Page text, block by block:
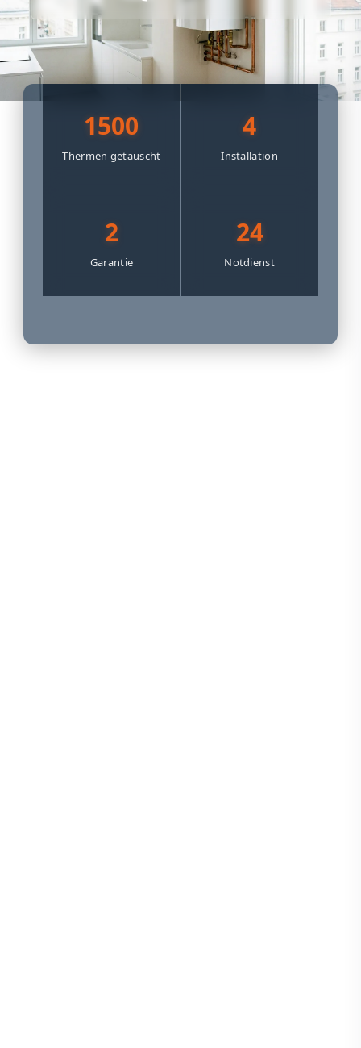
1500
Thermen getauscht
4
Installation
2
Garantie
24
Notdienst